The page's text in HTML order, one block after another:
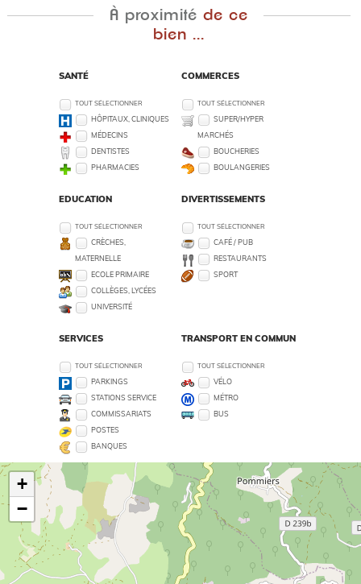
À proximité de ce
bien ...
SANTÉ
TOUT SÉLECTIONNER
HÔPITAUX, CLINIQUES
MÉDECINS
DENTISTES
PHARMACIES
COMMERCES
TOUT SÉLECTIONNER
SUPER/HYPER
MARCHÉS
BOUCHERIES
BOULANGERIES
EDUCATION
TOUT SÉLECTIONNER
CRÈCHES,
MATERNELLE
ECOLE PRIMAIRE
COLLÈGES, LYCÉES
UNIVERSITÉ
DIVERTISSEMENTS
TOUT SÉLECTIONNER
CAFÉ / PUB
RESTAURANTS
SPORT
SERVICES
TOUT SÉLECTIONNER
PARKINGS
STATIONS SERVICE
COMMISSARIATS
POSTES
BANQUES
TRANSPORT EN COMMUN
TOUT SÉLECTIONNER
VÉLO
MÉTRO
BUS
+
−